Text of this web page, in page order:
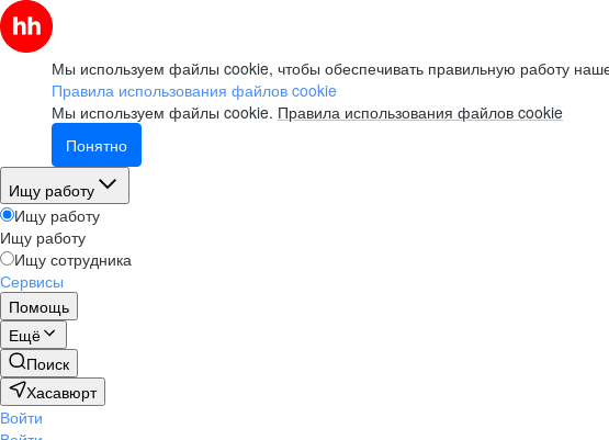
Мы используем файлы cookie, чтобы обеспечивать правильную работу
Правила использования файлов cookie
Мы используем файлы cookie. Правила использования файлов cookie
Понятно
Ищу работу
Ищу работу
Ищу работу
Ищу сотрудника
Сервисы
Помощь
Ещё
Поиск
Хасавюрт
Войти